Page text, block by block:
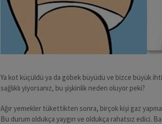
Ya kot küçüldü ya da göbek büyüdü ve bizce büyük
sağlıklı yiyorsanız, bu şişkinlik neden oluyor peki?
Ağır yemekler tükettikten sonra, birçok kişi gaz
Bu durum oldukça yaygın ve oldukça rahatsız edici.